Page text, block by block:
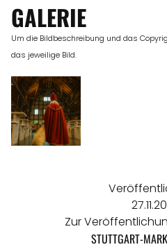
GALERIE
Um die Bildbeschreibung und das
das jeweilige Bild.
Zur
STUTTGART-